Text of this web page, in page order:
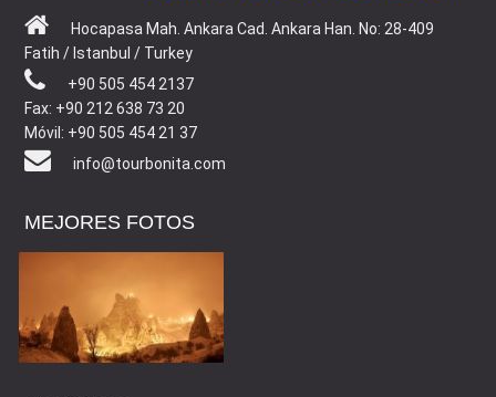
Hocapasa Mah. Ankara Cad. Ankara Han. No: 28-409
Fatih / Istanbul / Turkey
+90 505 454 2137
Fax: +90 212 638 73 20
Móvil: +90 505 454 21 37
info@tourbonita.com
MEJORES FOTOS